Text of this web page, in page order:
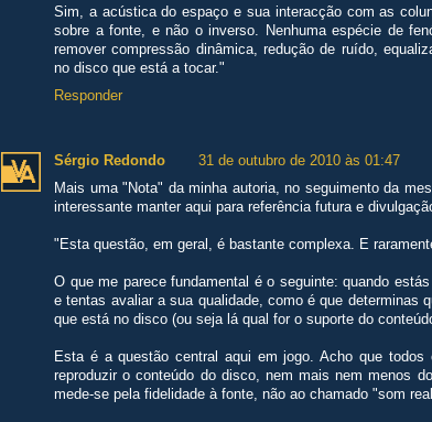
Sim, a acústica do espaço e sua interacção com as
sobre a fonte, e não o inverso. Nenhuma espécie de
remover compressão dinâmica, redução de ruído,
no disco que está a tocar."
Responder
Sérgio Redondo
31 de outubro de 2010 às 01:47
Mais uma "Nota" da minha autoria, no seguimento da
interessante manter aqui para referência futura e
"Esta questão, em geral, é bastante complexa. E
O que me parece fundamental é o seguinte: quando
e tentas avaliar a sua qualidade, como é que determinas
que está no disco (ou seja lá qual for o suporte do
Esta é a questão central aqui em jogo. Acho que
reproduzir o conteúdo do disco, nem mais nem menos
mede-se pela fidelidade à fonte, não ao chamado "som